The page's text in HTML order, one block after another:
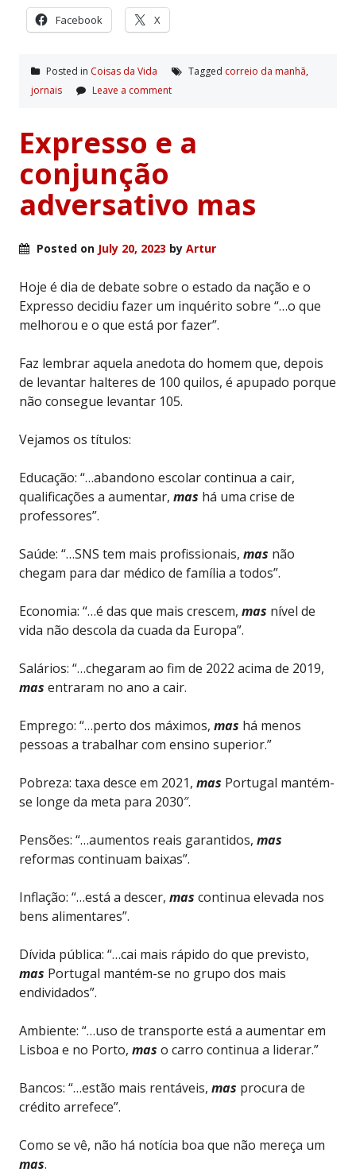
Facebook X
Posted in Coisas da Vida Tagged correio da manhã,
jornais
Leave a comment
Expresso e a
conjunção
adversativo mas
Posted on July 20, 2023 by Artur
Hoje é dia de debate sobre o estado da nação e o
Expresso decidiu fazer um inquérito sobre “…o que
melhorou e o que está por fazer”.
Faz lembrar aquela anedota do homem que, depois
de levantar halteres de 100 quilos, é apupado porque
não consegue levantar 105.
Vejamos os títulos:
Educação: “…abandono escolar continua a cair,
qualificações a aumentar, mas há uma crise de
professores”.
Saúde: “…SNS tem mais profissionais, mas não
chegam para dar médico de família a todos”.
Economia: “…é das que mais crescem, mas nível de
vida não descola da cuada da Europa”.
Salários: “…chegaram ao fim de 2022 acima de 2019,
mas entraram no ano a cair.
Emprego: “…perto dos máximos, mas há menos
pessoas a trabalhar com ensino superior.”
Pobreza: taxa desce em 2021, mas Portugal mantém-
se longe da meta para 2030″.
Pensões: “…aumentos reais garantidos, mas
reformas continuam baixas”.
Inflação: “…está a descer, mas continua elevada nos
bens alimentares”.
Dívida pública: “…cai mais rápido do que previsto,
mas Portugal mantém-se no grupo dos mais
endividados”.
Ambiente: “…uso de transporte está a aumentar em
Lisboa e no Porto, mas o carro continua a liderar.”
Bancos: “…estão mais rentáveis, mas procura de
crédito arrefece”.
Como se vê, não há notícia boa que não mereça um
mas.